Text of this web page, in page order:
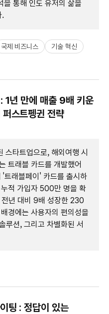
을 통해 인도 유저의 삶을
.
국제 비즈니스
기술 혁신
1년 만에 매출 9배 키운
스트펭귄 전략
스타트업으로, 해외여행 시
트래블 카드를 개발했어
트래블페이' 카드를 출시하
적 가입자 500만 명을 확
년 대비 9배 성장한 230
경에는 사용자의 편의성을
루션, 그리고 차별화된 서
팅 : 정답이 있는